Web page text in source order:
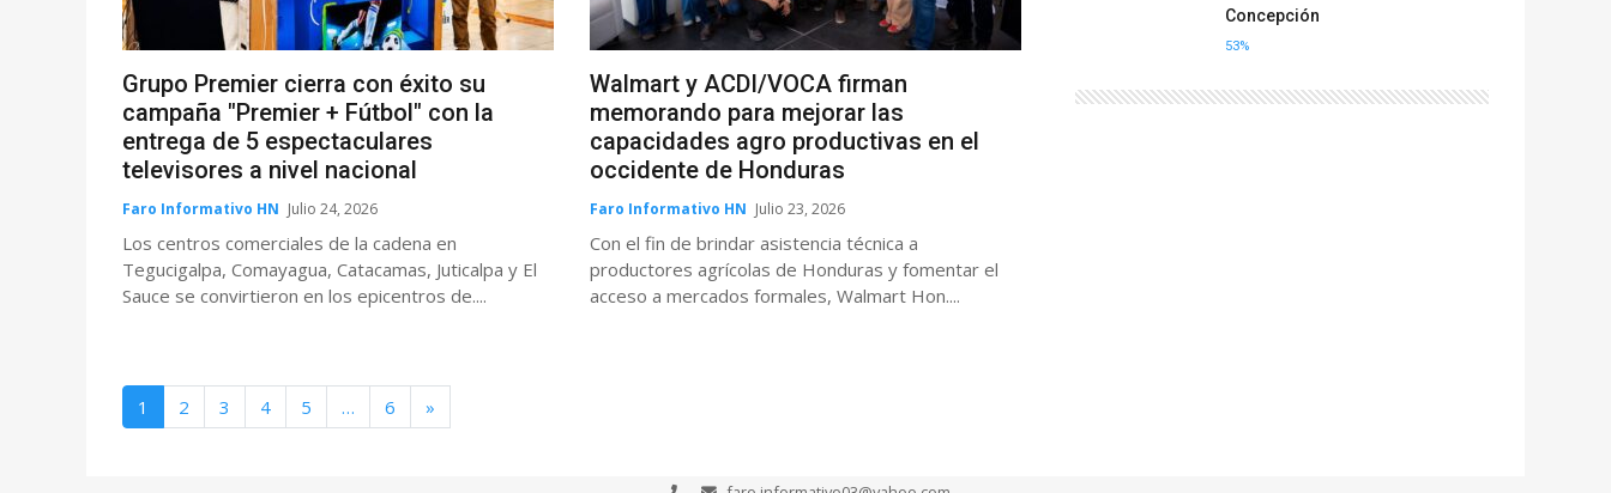
Grupo Premier cierra con éxito su
campaña "Premier + Fútbol" con la
entrega de 5 espectaculares
televisores a nivel nacional
Faro Informativo HN Julio 24, 2026
Los centros comerciales de la cadena en
Tegucigalpa, Comayagua, Catacamas, Juticalpa y El
Sauce se convirtieron en los epicentros de....
Walmart y ACDI/VOCA firman
memorando para mejorar las
capacidades agro productivas en el
occidente de Honduras
Faro Informativo HN Julio 23, 2026
Con el fin de brindar asistencia técnica a
productores agrícolas de Honduras y fomentar el
acceso a mercados formales, Walmart Hon....
1 2 3 4 5 … 6 »
Concepción
53%